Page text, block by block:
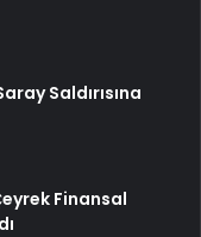
Saldırısına
Finansal